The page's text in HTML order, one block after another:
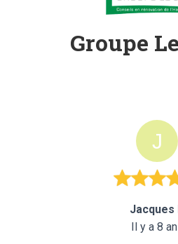
Groupe
Jacques
Il y a 8